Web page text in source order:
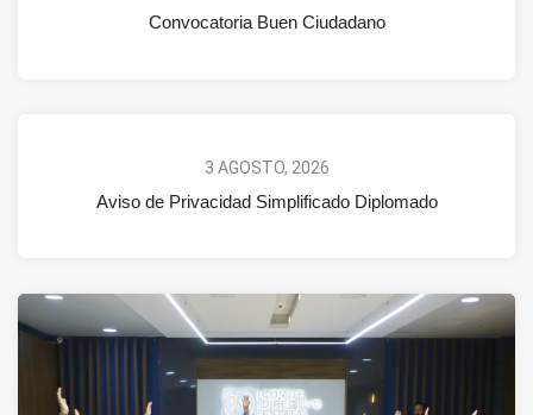
Convocatoria Buen Ciudadano
3 AGOSTO, 2026
Aviso de Privacidad Simplificado Diplomado